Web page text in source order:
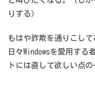
りする）
もはや詐欺を通りこして
日々Windowsを愛用す
トには直して欲しい点の